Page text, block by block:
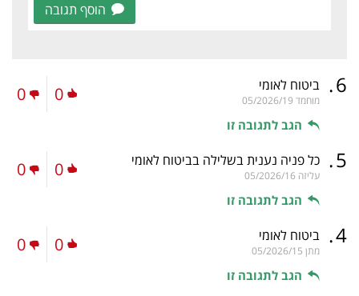
הוסף תגובה
6
. ביטוח לאומי
מוחמד 05/2026/19
הגב לתגובה זו
0
0
5
. כל פניה נענית בשלילה בביטוח לאומי
עליזה 05/2026/16
הגב לתגובה זו
0
0
4
. ביטוח לאומי
מתן 05/2026/15
הגב לתגובה זו
0
0